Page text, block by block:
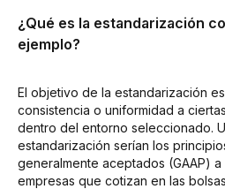
¿Qué es la estandarización
ejemplo?
El objetivo de la estandarización
consistencia o uniformidad a
dentro del entorno seleccionado.
estandarización serían los
generalmente aceptados (GAAP)
empresas que cotizan en las